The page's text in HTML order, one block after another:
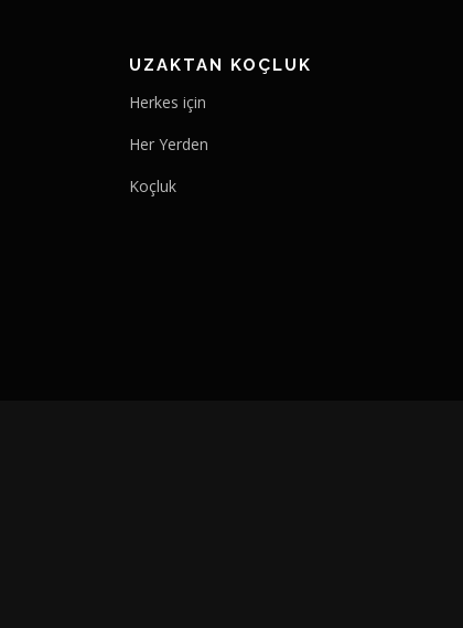
UZAKTAN KOÇLUK
Herkes için
Her Yerden
Koçluk